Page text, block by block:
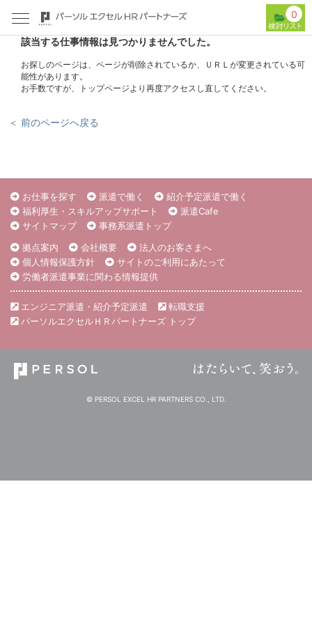
0
該当する仕事情報は見つかりませんでした。
お探しのページは、ページが削除されているか、ＵＲＬが変更されている可
能性があります。
お手数ですが、トップページより再度アクセスし直してください。
＜ 前のページへ戻る
お仕事を探す 派遣で働く
紹介予定派遣で働く
福利厚生・スキルアップサポート
派遣Cafe
サイトマップ
事務系派遣トップ
拠点案内
会社概要
法人のお客さまへ
個人情報保護方針
サイトのご利用にあたって
労働者派遣事業に関わる情報提供
エンジニア派遣・紹介予定派遣
転職支援
パーソルエクセルＨＲパートナーズ トップ
© PERSOL EXCEL HR PARTNERS CO., LTD.